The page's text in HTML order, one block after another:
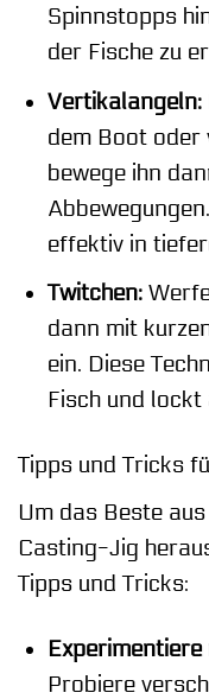
Spinnstopps
der Fische zu
Vertikalangeln:
dem Boot oder
bewege ihn
effektiv in
Twitchen:
dann mit
ein. Diese
Fisch und
Tipps und Tricks
Um das Beste
Casting-Jig
Tipps und Tricks:
Probiere